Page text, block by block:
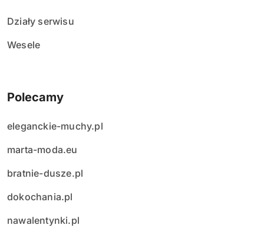
Działy serwisu
Wesele
Polecamy
eleganckie-muchy.pl
marta-moda.eu
bratnie-dusze.pl
dokochania.pl
nawalentynki.pl